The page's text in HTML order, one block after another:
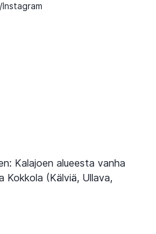
Kalajoen alueesta vanha
Kokkola (Kälviä, Ullava,